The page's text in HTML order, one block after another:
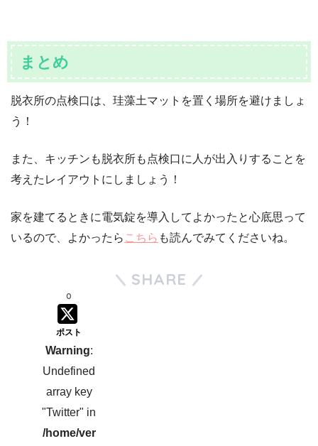
まとめ
脱衣所の点検口は、珪藻土マットを置く場所を避けましょ
う！
また、キッチンも脱衣所も点検口に人が出入りすることを
考えたレイアウトにしましょう！
家を建てるときに電気錠を導入してよかったと心底思って
いるので、よかったら こちら も読んでみてくださいね。
SHARE
ポスト
Warning:
Undefined
array key
"Twitter" in
/home/ver
0